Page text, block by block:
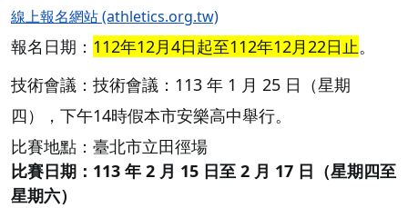
線上報名網站 (athletics.org.tw)
報名日期： 112年12月4日起至112年12月22日止。
技術會議：技術會議：113 年 1 月 25 日（星期
四），下午14時假本市安樂高中舉行。
比賽地點：臺北市立田徑場
比賽日期： 113 年 2 月 15 日至 2 月 17 日（星期四至
星期六）